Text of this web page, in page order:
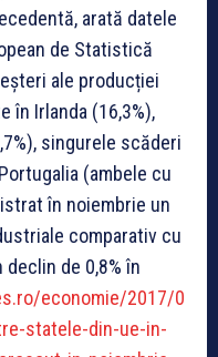
arată datele
de Statistică
ale producției
în Irlanda (16,3%),
singurele scăderi
(ambele cu
în noiembrie un
comparativ cu
declin de 0,8% în
economie/2017/0
statele-din-ue-in-